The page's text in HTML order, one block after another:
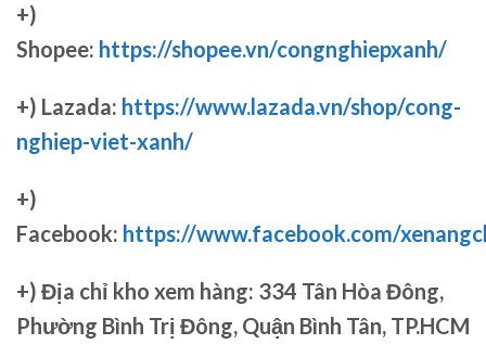
+)
Shopee: https://shopee.vn/congnghiepxanh/
+) Lazada: https://www.lazada.vn/shop/cong-
nghiep-viet-xanh/
+)
Facebook: https://www.facebook.com/
+) Địa chỉ kho xem hàng: 334 Tân Hòa Đông,
Phường Bình Trị Đông, Quận Bình Tân, TP.HCM